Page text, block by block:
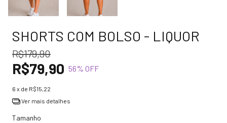
SHORTS COM BOLSO - LIQUOR
R$179,90
R$79,90 56% OFF
6 x de R$15,22
Ver mais detalhes
Tamanho